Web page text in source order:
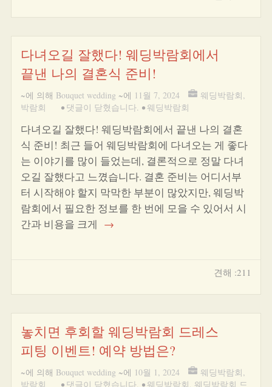
다녀오길 잘했다! 웨딩박람회에서
끝낸 나의 결혼식 준비!
~에 의해 Bouquet wedding ~에 11월 7, 2024 웨딩박람회,
박람회
• 댓글이 닫혔습니다. •웨딩박람회
다녀오길 잘했다! 웨딩박람회에서 끝낸 나의 결혼
식 준비! 최근 들어 웨딩박람회에 다녀오는 게 좋다
는 이야기를 많이 들었는데, 결론적으로 정말 다녀
오길 잘했다고 느꼈습니다. 결혼 준비는 어디서부
터 시작해야 할지 막막한 부분이 많았지만, 웨딩박
람회에서 필요한 정보를 한 번에 모을 수 있어서 시
간과 비용을 크게 →
견해 :211
놓치면 후회할 웨딩박람회 드레스
피팅 이벤트! 예약 방법은?
~에 의해 Bouquet wedding ~에 10월 1, 2024 웨딩박람회,
박람회
• 댓글이 닫혔습니다. •웨딩박람회 웨딩박람회 드